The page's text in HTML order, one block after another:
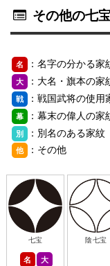
その他の七
名 ：名字の分かる家
大 ：大名・旗本の家
戦 ：戦国武将の使用
幕 ：幕末の偉人の家
別 ：別名のある家紋
他 ：その他
七宝
名 大
陰七宝